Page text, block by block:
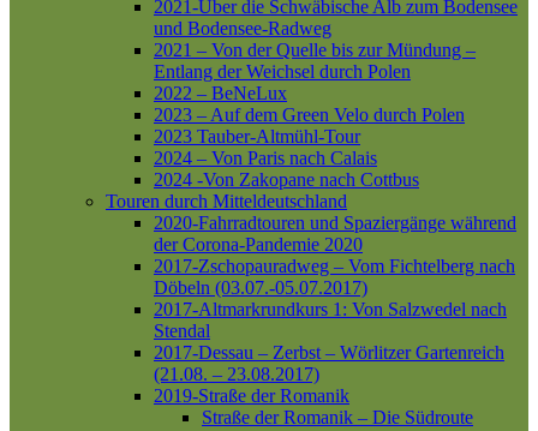
2021-Über die Schwäbische Alb zum Bodensee
und Bodensee-Radweg
2021 – Von der Quelle bis zur Mündung –
Entlang der Weichsel durch Polen
2022 – BeNeLux
2023 – Auf dem Green Velo durch Polen
2023 Tauber-Altmühl-Tour
2024 – Von Paris nach Calais
2024 -Von Zakopane nach Cottbus
Touren durch Mitteldeutschland
2020-Fahrradtouren und Spaziergänge während
der Corona-Pandemie 2020
2017-Zschopauradweg – Vom Fichtelberg nach
Döbeln (03.07.-05.07.2017)
2017-Altmarkrundkurs 1: Von Salzwedel nach
Stendal
2017-Dessau – Zerbst – Wörlitzer Gartenreich
(21.08. – 23.08.2017)
2019-Straße der Romanik
Straße der Romanik – Die Südroute